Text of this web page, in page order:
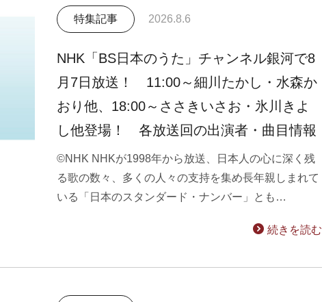
特集記事 2026.8.6
NHK「BS日本のうた」チャンネル銀河で8
月7日放送！ 11:00～細川たかし・水森か
おり他、18:00～ささきいさお・氷川きよ
し他登場！ 各放送回の出演者・曲目情報
©NHK NHKが1998年から放送、日本人の心に深く残
る歌の数々、多くの人々の支持を集め長年親しまれて
いる「日本のスタンダード・ナンバー」とも…
続きを読む